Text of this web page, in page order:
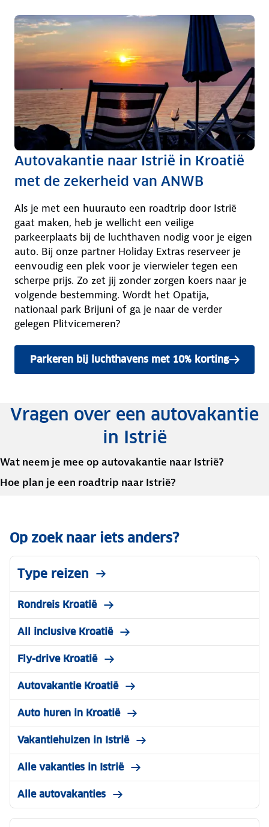
Autovakantie naar Istrië in Kroatië
met de zekerheid van ANWB
Als je met een huurauto een roadtrip door Istrië
gaat maken, heb je wellicht een veilige
parkeerplaats bij de luchthaven nodig voor je eigen
auto. Bij onze partner Holiday Extras reserveer je
eenvoudig een plek voor je vierwieler tegen een
scherpe prijs. Zo zet jij zonder zorgen koers naar je
volgende bestemming. Wordt het Opatija,
nationaal park Brijuni of ga je naar de verder
gelegen Plitvicemeren?
Parkeren bij luchthavens met 10% korting
Vragen over een autovakantie
in Istrië
Wat neem je mee op autovakantie naar Istrië?
Hoe plan je een roadtrip naar Istrië?
Op zoek naar iets anders?
Type reizen
Rondreis Kroatië
All inclusive Kroatië
Fly-drive Kroatië
Autovakantie Kroatië
Auto huren in Kroatië
Vakantiehuizen in Istrië
Alle vakanties in Istrië
Alle autovakanties